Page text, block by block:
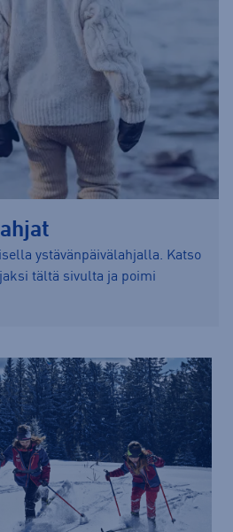
ystävänpäivälahjalla. Katso
tältä sivulta ja poimi